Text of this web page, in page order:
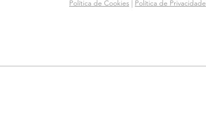
Política de Cookies Política de Privacidade